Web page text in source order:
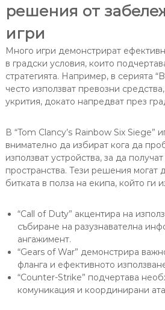
решения от
игри
Много игри демонстрират
в градски условия, които
стратегията. Например, в серията
често използват превозни
укрития, докато напредват през
В “Tom Clancy’s Rainbow Six Siege”
внимателно да избират кога да
използват устройства, за да
пространства. Тези решения могат
битката в полза на екипа, който ги
“Call of Duty” акцентира на
събиране на разузнавателна
ангажимент.
“Gears of War” демонстрира
фланга и ефективното
“Counter-Strike” подчертава
комуникация и координирани